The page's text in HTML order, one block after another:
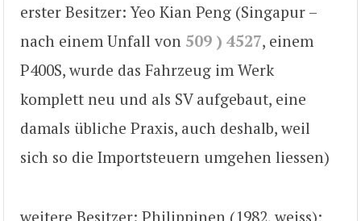
erster Besitzer: Yeo Kian Peng (Singapur –
nach einem Unfall von 509 ) 4527, einem
P400S, wurde das Fahrzeug im Werk
komplett neu und als SV aufgebaut, eine
damals übliche Praxis, auch deshalb, weil
sich so die Importsteuern umgehen liessen)
weitere Besitzer: Philippinen (1982, weiss);